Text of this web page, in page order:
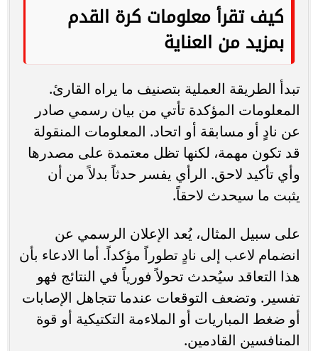
كيف تقرأ معلومات كرة القدم
بمزيد من العناية
تبدأ الطريقة العملية بتصنيف ما يراه القارئ.
المعلومات المؤكدة تأتي من بيان رسمي صادر
عن نادٍ أو مسابقة أو اتحاد. المعلومات المنقولة
قد تكون مهمة، لكنها تظل معتمدة على مصدرها
وأي تأكيد لاحق. الرأي يفسر حدثاً بدلاً من أن
يثبت ما سيحدث لاحقاً.
على سبيل المثال، يُعد الإعلان الرسمي عن
انضمام لاعب إلى نادٍ تطوراً مؤكداً. أما الادعاء بأن
هذا التعاقد سيُحدث تحولاً فورياً في النتائج فهو
تفسير. وتضعف التوقعات عندما تتجاهل الإصابات
أو ضغط المباريات أو الملاءمة التكتيكية أو قوة
المنافسين القادمين.